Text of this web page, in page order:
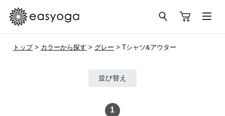
トップ> カラーから探す > グレー > Tシャツ&アウター
並び替え
1